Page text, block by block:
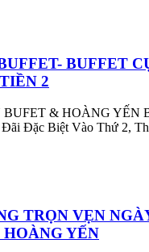
BUFFET
2
& HOÀNG YẾN
Đặc Biệt Vào Thứ 2,
TRỌN VẸN
YẾN